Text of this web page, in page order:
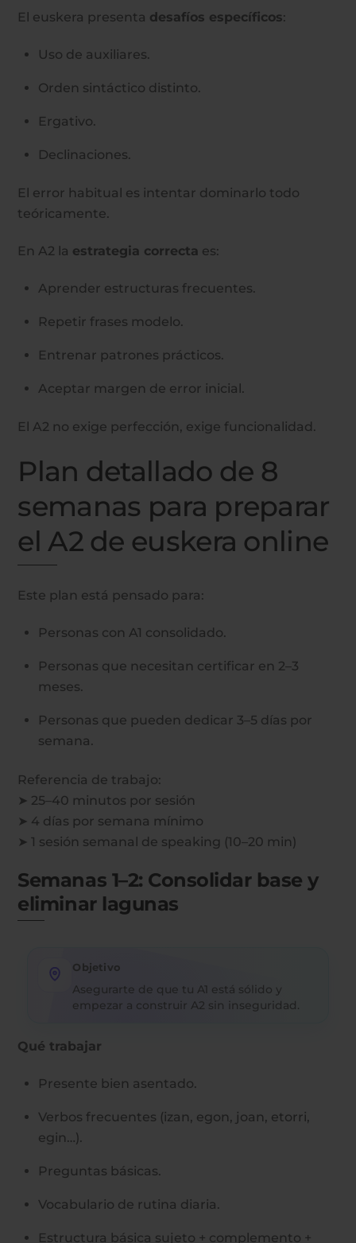
El euskera presenta desafíos específicos:
Uso de auxiliares.
Orden sintáctico distinto.
Ergativo.
Declinaciones.
El error habitual es intentar dominarlo todo
teóricamente.
En A2 la estrategia correcta es:
Aprender estructuras frecuentes.
Repetir frases modelo.
Entrenar patrones prácticos.
Aceptar margen de error inicial.
El A2 no exige perfección, exige funcionalidad.
Plan detallado de 8
semanas para preparar
el A2 de euskera online
Este plan está pensado para:
Personas con A1 consolidado.
Personas que necesitan certificar en 2–3
meses.
Personas que pueden dedicar 3–5 días por
semana.
Referencia de trabajo:
➤ 25–40 minutos por sesión
➤ 4 días por semana mínimo
➤ 1 sesión semanal de speaking (10–20 min)
Semanas 1–2: Consolidar base y
eliminar lagunas
Objetivo
Asegurarte de que tu A1 está sólido y
empezar a construir A2 sin inseguridad.
Qué trabajar
Presente bien asentado.
Verbos frecuentes (izan, egon, joan, etorri,
egin…).
Preguntas básicas.
Vocabulario de rutina diaria.
Estructura básica sujeto + complemento +